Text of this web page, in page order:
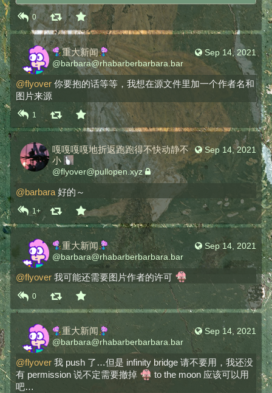
0
Sep 14, 2021
​重大新闻​
@barbara@rhabarberbarbara.bar
@flyover 你要抱的话等等，我想在源文件里加一个作者名和
图片来源
1
Sep 14, 2021
嘎嘎嘎嘎地折返跑跑得不快动静不
小
@flyover@pullopen.xyz
@barbara 好的～
1+
Sep 14, 2021
​重大新闻​
@barbara@rhabarberbarbara.bar
@flyover 我可能还需要图片作者的许可
0
Sep 14, 2021
​重大新闻​
@barbara@rhabarberbarbara.bar
@flyover 我 push 了…但是 infinity bridge 请不要用，我还没
有 permission 说不定需要撤掉
to the moon 应该可以用
吧…